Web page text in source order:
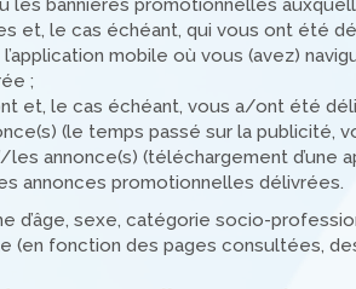
bannières promotionnelles
et, le cas échéant, qui vous ont été
mobile où vous (avez)
;
et, le cas échéant, vous a/ont été
(le temps passé sur la publicité,
annonce(s) (téléchargement d’une
annonces promotionnelles délivrées.
d’âge, sexe, catégorie socio-
fonction des pages consultées,